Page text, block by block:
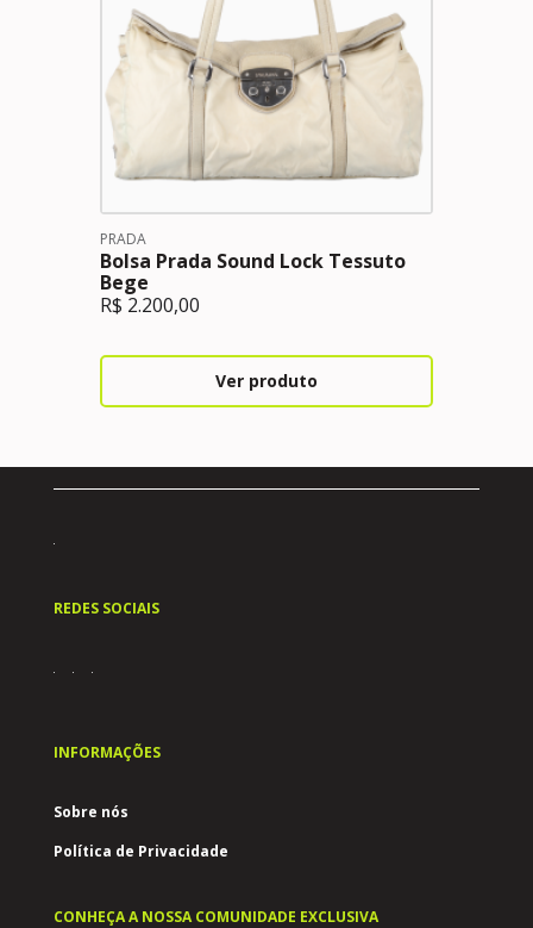
PRADA
Bolsa Prada Sound Lock Tessuto
Bege
R$ 2.200,00
Ver produto
REDES SOCIAIS
INFORMAÇÕES
Sobre nós
Política de Privacidade
CONHEÇA A NOSSA COMUNIDADE EXCLUSIVA